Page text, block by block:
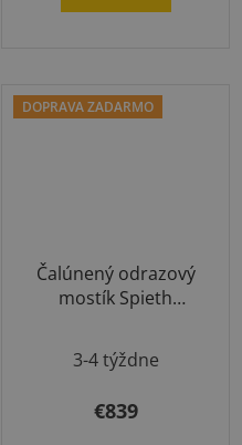
DOPRAVA ZADARMO
Čalúnený odrazový
mostík Spieth
3-4 týždne
€839